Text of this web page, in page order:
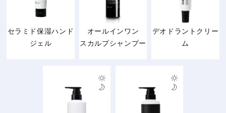
セラミド保湿ハンド
ジェル
オールインワン
スカルプシャンプー
デオドラントクリー
ム